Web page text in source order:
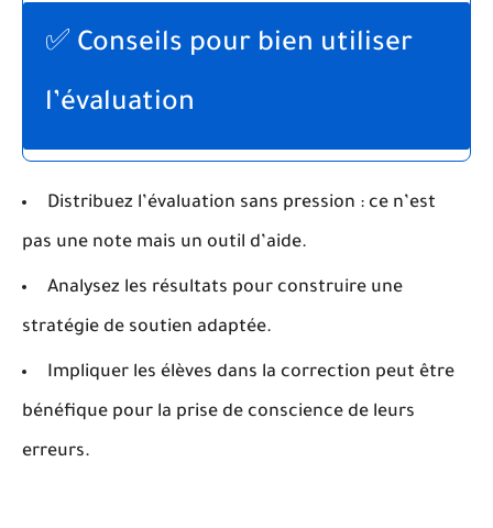
✅ Conseils pour bien utiliser
l’évaluation
Distribuez l’évaluation sans pression : ce n’est
pas une note mais un outil d’aide.
Analysez les résultats pour construire une
stratégie de soutien adaptée.
Impliquer les élèves dans la correction peut être
bénéfique pour la prise de conscience de leurs
erreurs.